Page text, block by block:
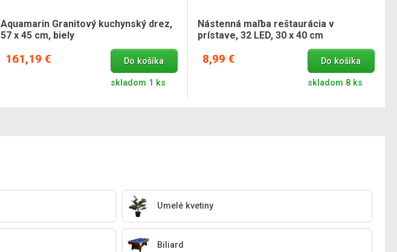
Aquamarin Granitový kuchynský drez,
57 x 45 cm, biely
161,19 € Do košíka
skladom 1 ks
Nástenná maľba reštaurácia v
prístave, 32 LED, 30 x 40 cm
8,99 € Do košíka
skladom 8 ks
Umelé kvetiny
Biliard